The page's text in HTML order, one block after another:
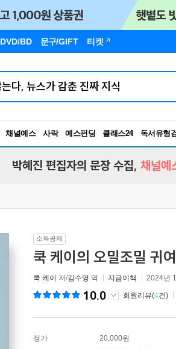
DVD/BD 문구/GIFT 티켓
채널예스 사락 예스펀딩 클래스24
독서유형
RBTI Lab
박혜진 편집자의 문장 수집, 채널예
소득공제
쿡 케이의 오밀조밀 귀
쿡 케이 저/김수영 역 지금이책 2024년
10.0 회원리뷰(4건)
정가 20,000원